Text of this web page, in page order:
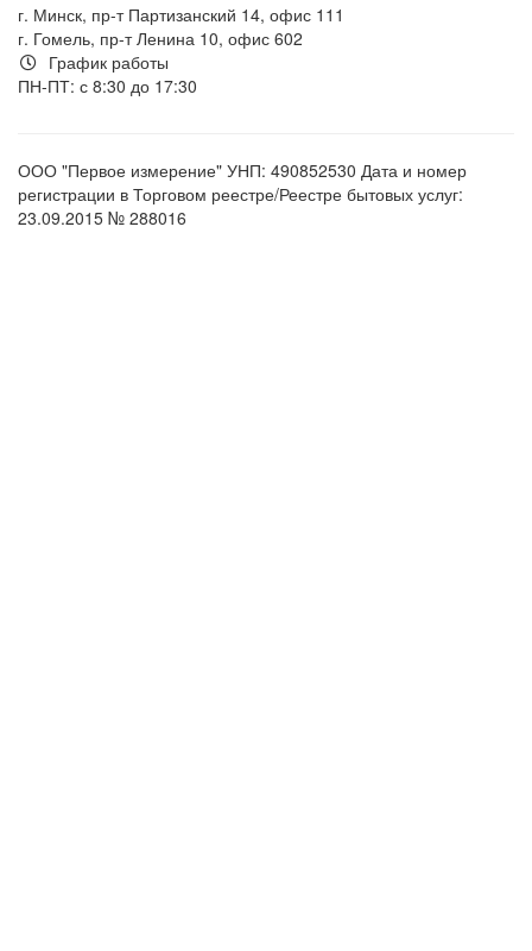
г. Минск, пр-т Партизанский 14, офис 111
г. Гомель, пр-т Ленина 10, офис 602
График работы
ПН-ПТ: с 8:30 до 17:30
ООО "Первое измерение" УНП: 490852530 Дата и номер
регистрации в Торговом реестре/Реестре бытовых услуг:
23.09.2015 № 288016